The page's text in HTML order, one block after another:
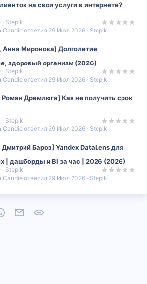
на свои услуги в интернете?
Stepik
Stepik
29 Июл 2026
Candie
Анна Миронова] Долголетие,
здоровый организм (2026)
Stepik
Stepik
29 Июл 2026
Candie
Дремлюга] Как не получить срок
Stepik
Stepik
29 Июл 2026
Candie
Баров] Yandex DataLens для
| дашборды и BI за час | 2026 (2026)
Stepik
Stepik
29 Июл 2026
Candie
WhatsAppЭлектронная почта